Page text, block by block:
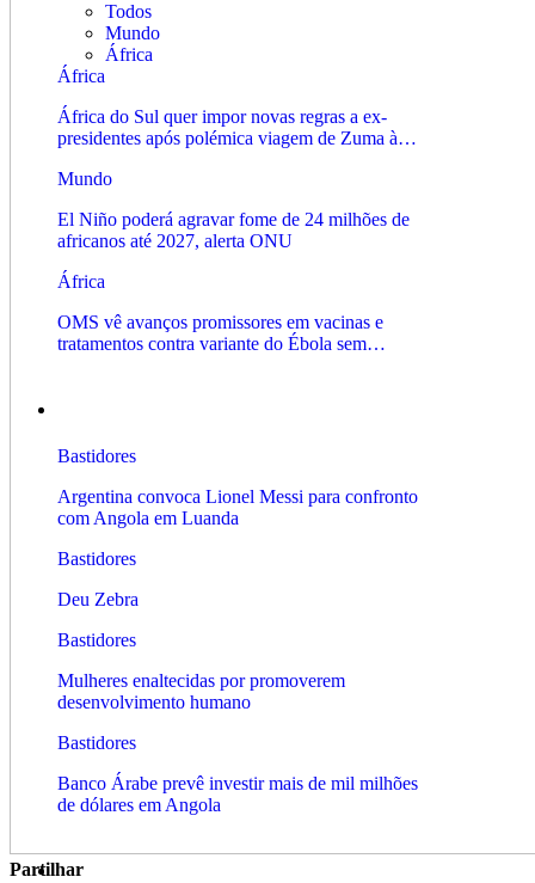
Todos
Mundo
África
África
África do Sul quer impor novas regras a ex-
presidentes após polémica viagem de Zuma à…
Mundo
El Niño poderá agravar fome de 24 milhões de
africanos até 2027, alerta ONU
África
OMS vê avanços promissores em vacinas e
tratamentos contra variante do Ébola sem…
Bastidores
Argentina convoca Lionel Messi para confronto
com Angola em Luanda
Bastidores
Deu Zebra
Bastidores
Mulheres enaltecidas por promoverem
desenvolvimento humano
Bastidores
Banco Árabe prevê investir mais de mil milhões
de dólares em Angola
Opinião
Partilhar